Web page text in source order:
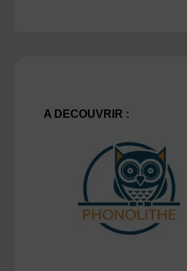
A DECOUVRIR :